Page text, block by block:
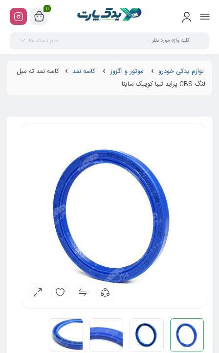
0
تمام دسته ها
لوازم یدکی خودرو موتور و اگزوز کاسه نمد
کاسه نمد ته میل
لنگ CBS پراید تیبا کوییک ساینا